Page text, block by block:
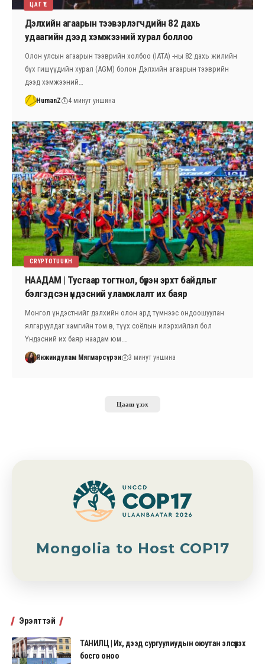
ЦАГ ҮЕ
Дэлхийн агаарын тээвэрлэгчдийн 82 дахь
удаагийн дээд хэмжээний хурал боллоо
Олон улсын агаарын тээврийн холбоо (IATA) -ны 82 дахь жилийн
бүх гишүүдийн хурал (AGM) болон Дэлхийн агаарын тээврийн
дээд хэмжээний…
HumanZ 4 минут уншина
CRYPTOTUUKH
НААДАМ | Тусгаар тогтнол, бүрэн эрхт байдлыг
бэлгэдсэн үндэсний уламжлалт их баяр
Монгол үндэстнийг дэлхийн олон ард түмнээс ондоошуулан
ялгаруулдаг хамгийн том өв, түүх соёлын илэрхийлэл бол
Үндэсний их баяр наадам юм.…
Янжиндулам Мягмарсүрэн 3 минут уншина
Цааш үзэх
Mongolia to Host COP17
Эрэлттэй
ТАНИЛЦ | Их, дээд сургуулиудын оюутан элсүүлэх
босго оноо